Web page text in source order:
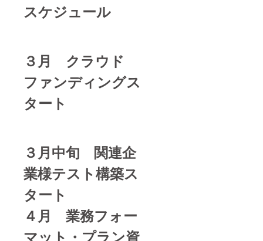
スケジュール
３月 クラウド
ファンディングス
タート
３月中旬 関連企
業様テスト構築ス
タート
４月 業務フォー
マット・プラン資